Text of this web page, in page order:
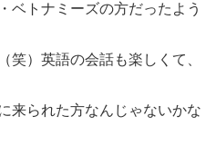
ベトナミーズの方だったよう
笑）英語の会話も楽しくて、
来られた方なんじゃないかな